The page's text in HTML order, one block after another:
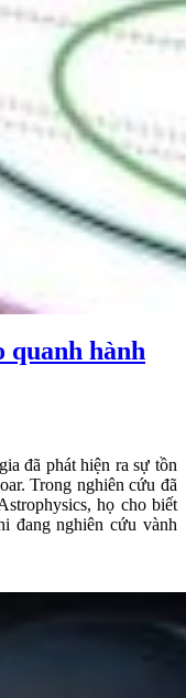
quanh hành
đã phát hiện ra sự tồn
Trong nghiên cứu đã
họ cho biết
đang nghiên cứu vành